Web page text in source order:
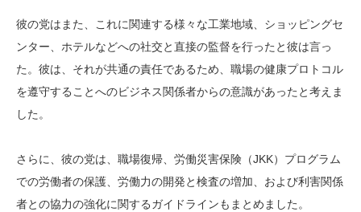
彼の党はまた、これに関連する様々な工業地域、ショッピングセ
ンター、ホテルなどへの社交と直接の監督を行ったと彼は言っ
た。彼は、それが共通の責任であるため、職場の健康プロトコル
を遵守することへのビジネス関係者からの意識があったと考えま
した。
さらに、彼の党は、職場復帰、労働災害保険（JKK）プログラム
での労働者の保護、労働力の開発と検査の増加、および利害関係
者との協力の強化に関するガイドラインもまとめました。